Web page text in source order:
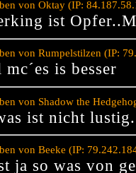
von Oktay (IP:
ist
von Rumpelstilzen (IP:
is besser
von Shadow the
ist nicht
von Beeke (IP:
ja so was von